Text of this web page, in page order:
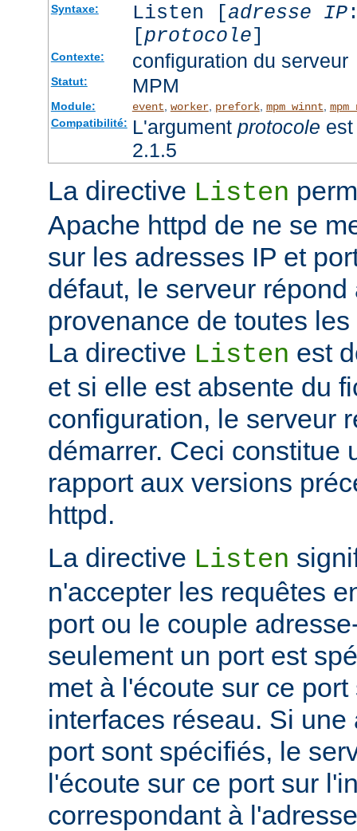
Syntaxe: Listen [adresse IP
[protocole]
Contexte: configuration du serveur
Statut: MPM
Module: event worker, prefork, mpm_winnt
Compatibilité: L'argument protocole
2.1.5
La directive Listen
Apache httpd de ne se
sur les adresses IP et
défaut, le serveur
provenance de toutes
La directive Listen est
et si elle est absente du
configuration, le serveur
démarrer. Ceci constitue
rapport aux versions
httpd.
La directive Listen
n'accepter les requêtes
port ou le couple
seulement un port est
met à l'écoute sur ce
interfaces réseau. Si une
port sont spécifiés, le
l'écoute sur ce port sur
correspondant à